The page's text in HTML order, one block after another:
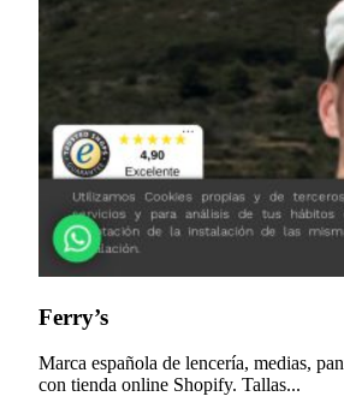
Ferry’s
Marca española de lencería, medias,
con tienda online Shopify. Tallas...